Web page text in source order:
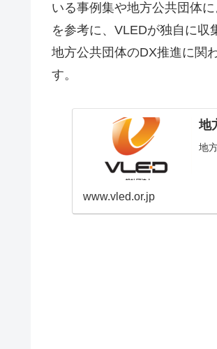
いる事例集や地方公共団体
を参考に、VLEDが独自に収
地方公共団体のDX推進に関
す。
地
地
www.vled.or.jp